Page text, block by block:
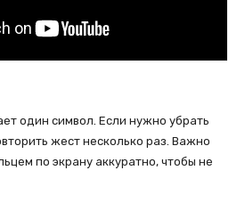
один символ. Если нужно убрать
жест несколько раз. Важно
по экрану аккуратно, чтобы не